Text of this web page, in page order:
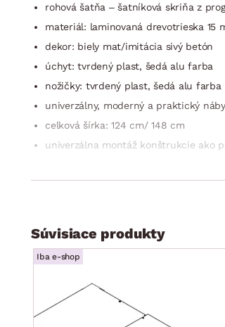
rohová šatňa – šatníková skriňa z
materiál: laminovaná drevotrieska 15
dekor: biely mat/imitácia sivý betón
úchyt: tvrdený plast, šedá alu farba
nožičky: tvrdený plast, šedá alu farba
univerzálny, moderný a praktický
celková šírka: 124 cm/ 148 cm
univerzálna montáž konštrukcie ako
vonkajší bočný regál: 4 x otvorená
vnútorný priechodný priestor
vnútorný ľavý úložný priestor: 5 x
vnútorný pravý úložný priestor: 2 x
vyobrazenie vnútorného priestoru:
vnútorný priestor šatne, možno
Súvisiace produkty
Iba e-shop